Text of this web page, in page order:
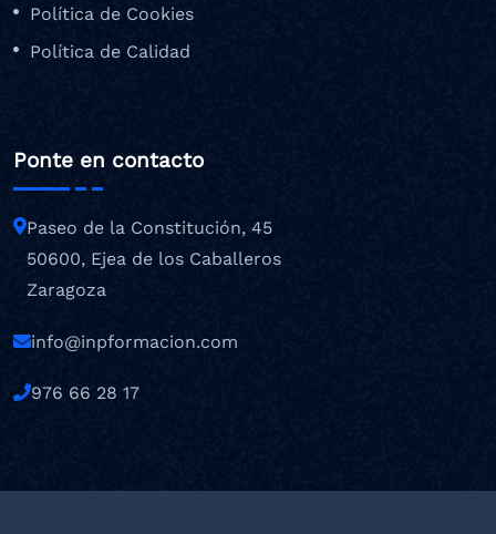
Política de Cookies
Política de Calidad
Ponte en contacto
Paseo de la Constitución, 45
50600, Ejea de los Caballeros
Zaragoza
info@inpformacion.com
976 66 28 17